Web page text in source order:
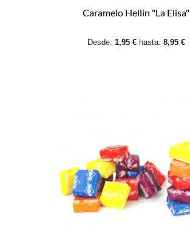
Caramelo Hellín "La Elisa"
Desde: 1,95 € hasta: 8,95 €